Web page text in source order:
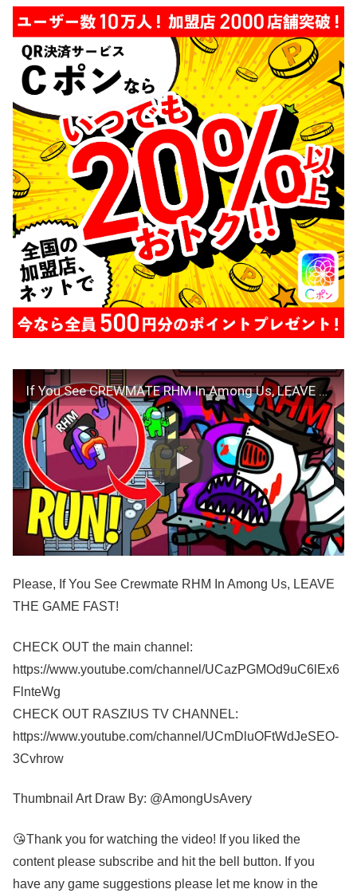
If You See CREWMATE RHM In Among Us, LEAVE THE GAME FAST!
Please, If You See Crewmate RHM In Among Us, LEAVE
THE GAME FAST!
CHECK OUT the main channel:
https://www.youtube.com/channel/UCazPGMOd9uC6lEx6
FlnteWg
CHECK OUT RASZIUS TV CHANNEL:
https://www.youtube.com/channel/UCmDluOFtWdJeSEO-
3Cvhrow
Thumbnail Art Draw By: @AmongUsAvery
😘Thank you for watching the video! If you liked the
content please subscribe and hit the bell button. If you
have any game suggestions please let me know in the